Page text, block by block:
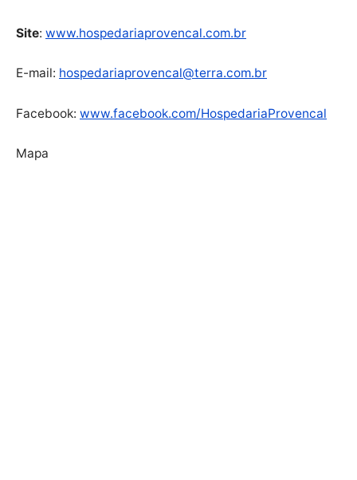
Site: www.hospedariaprovencal.com.br
E-mail: hospedariaprovencal@terra.com.br
Facebook: www.facebook.com/HospedariaProvencal
Mapa